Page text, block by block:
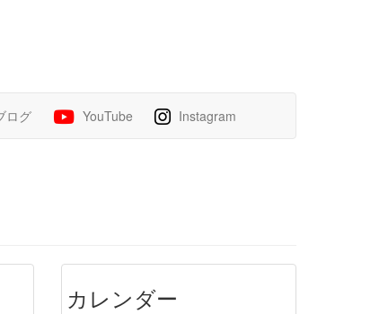
ログ YouTube Instagram
カレンダー